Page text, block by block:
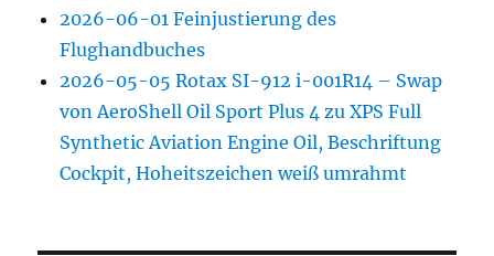
2026-06-01 Feinjustierung des
Flughandbuches
2026-05-05 Rotax SI-912 i-001R14 – Swap
von AeroShell Oil Sport Plus 4 zu XPS Full
Synthetic Aviation Engine Oil, Beschriftung
Cockpit, Hoheitszeichen weiß umrahmt